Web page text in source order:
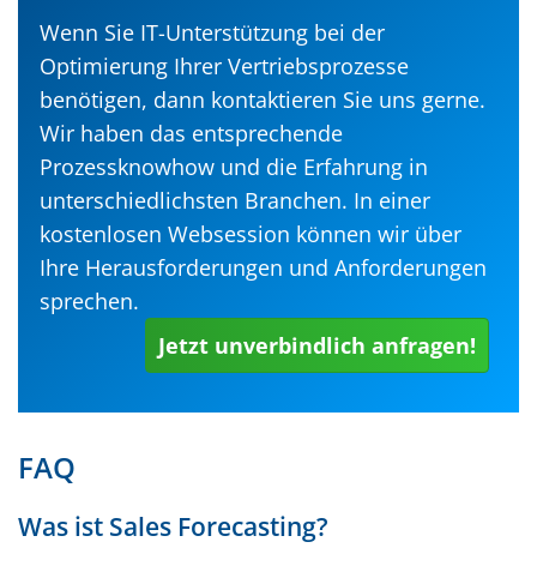
Wenn Sie IT-Unterstützung bei der
Optimierung Ihrer Vertriebsprozesse
benötigen, dann kontaktieren Sie uns gerne.
Wir haben das entsprechende
Prozessknowhow und die Erfahrung in
unterschiedlichsten Branchen. In einer
kostenlosen Websession können wir über
Ihre Herausforderungen und Anforderungen
sprechen.
Jetzt unverbindlich anfragen!
FAQ
Was ist Sales Forecasting?